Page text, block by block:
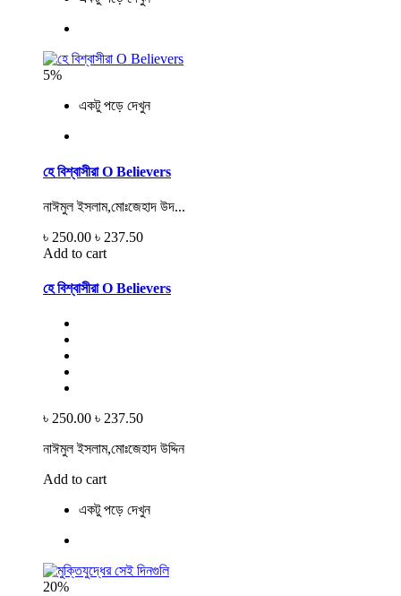
5%
একটু পড়ে দেখুন
হে বিশ্বাসীরা O Believers
নাঈমুল ইসলাম,মোঃজেহাদ উদ...
৳ 250.00 ৳ 237.50
Add to cart
হে বিশ্বাসীরা O Believers
৳ 250.00 ৳ 237.50
নাঈমুল ইসলাম,মোঃজেহাদ উদ্দিন
Add to cart
একটু পড়ে দেখুন
20%